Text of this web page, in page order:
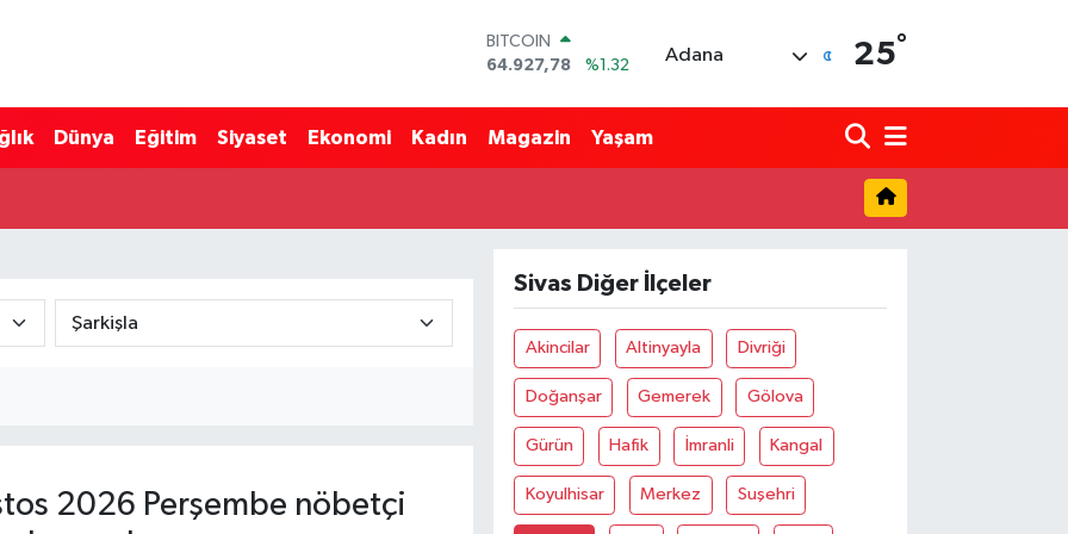
BITCOIN
64.927,78
%1.32
EURO
GRAM ALTIN
BİST100
13.703
%11
Adana 25°
Dünya Eğitim Siyaset Ekonomi Kadın Magazin Yaşam
2026 Perşembe nöbetçi
Sivas Diğer İlçeler
Akincilar Altinyayla Divriği
Doğanşar Gemerek Gölova
Gürün Hafik İmranli Kangal
Koyulhisar Merkez Suşehri